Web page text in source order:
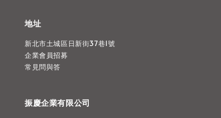
地址
新北市土城區日新街37巷1號
企業會員招募
常見問與答
振慶企業有限公司